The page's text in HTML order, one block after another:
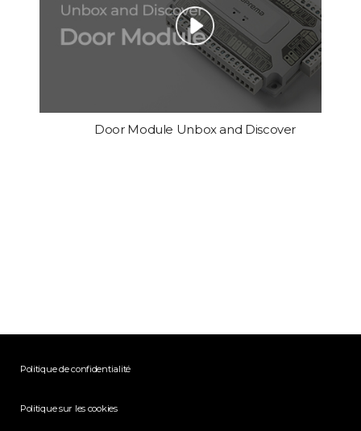
Door Module Unbox and Discover
Politique de confidentialité
Politique sur les cookies